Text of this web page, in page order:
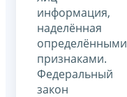
информация,
наделённая
определёнными
признаками.
Федеральный
закон